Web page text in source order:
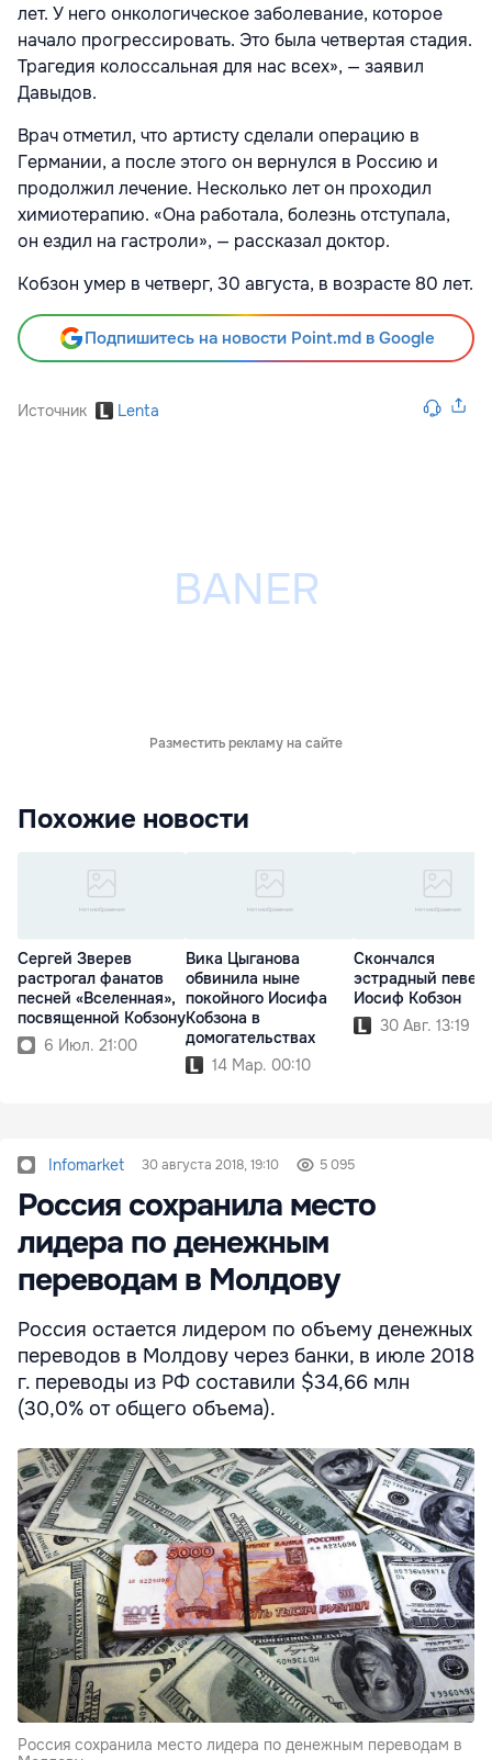
лет. У него онкологическое заболевание, которое
начало прогрессировать. Это была четвертая стадия.
Трагедия колоссальная для нас всех», — заявил
Давыдов.
Врач отметил, что артисту сделали операцию в
Германии, а после этого он вернулся в Россию и
продолжил лечение. Несколько лет он проходил
химиотерапию. «Она работала, болезнь отступала,
он ездил на гастроли», — рассказал доктор.
Кобзон умер в четверг, 30 августа, в возрасте 80 лет.
Подпишитесь на новости Point.md в Google
Источник Lenta
Разместить рекламу на сайте
Похожие новости
Сергей Зверев
растрогал фанатов
песней «Вселенная»,
посвященной Кобзону
6 Июл. 21:00
Вика Цыганова
обвинила ныне
покойного Иосифа
Кобзона в
домогательствах
14 Мар. 00:10
Скончался
эстрадный певец
Иосиф Кобзон
30 Авг. 13:19
Infomarket 30 августа 2018, 19:10 5 095
Россия сохранила место
лидера по денежным
переводам в Молдову
Россия остается лидером по объему денежных
переводов в Молдову через банки, в июле 2018
г. переводы из РФ составили $34,66 млн
(30,0% от общего объема).
Россия сохранила место лидера по денежным переводам в